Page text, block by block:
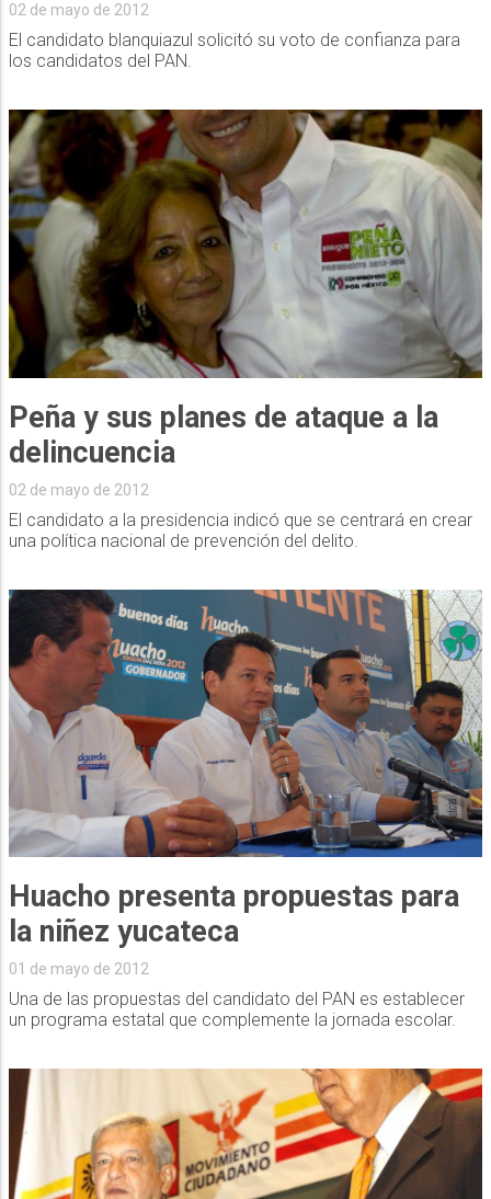
02 de mayo de 2012
El candidato blanquiazul solicitó su voto de confianza para
los candidatos del PAN.
Peña y sus planes de ataque a la
delincuencia
02 de mayo de 2012
El candidato a la presidencia indicó que se centrará en crear
una política nacional de prevención del delito.
Huacho presenta propuestas para
la niñez yucateca
01 de mayo de 2012
Una de las propuestas del candidato del PAN es establecer
un programa estatal que complemente la jornada escolar.